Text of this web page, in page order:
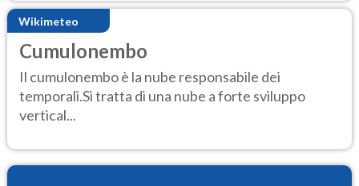
Wikimeteo
Cumulonembo
Il cumulonembo è la nube responsabile dei
temporali.Si tratta di una nube a forte sviluppo
vertical...